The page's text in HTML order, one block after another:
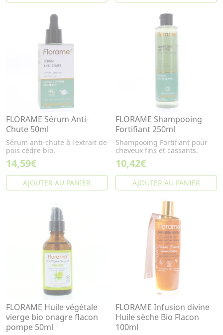
FLORAME Sérum Anti-
Chute 50ml
Sérum anti-chute à l'extrait de
pois cèdre bio.
14,59€
AJOUTER AU PANIER
FLORAME Shampooing
Fortifiant 250ml
Shampooing Fortifiant pour
cheveux fins et cassants.
10,42€
AJOUTER AU PANIER
FLORAME Huile végétale
vierge bio onagre flacon
pompe 50ml
FLORAME Infusion divine
Huile sèche Bio Flacon
100ml